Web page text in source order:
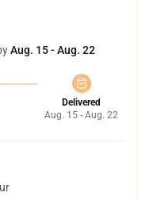
Aug. 15 - Aug. 22
Delivered
Aug. 15 - Aug. 22